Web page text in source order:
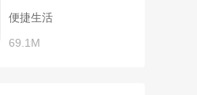
便捷生活
69.1M